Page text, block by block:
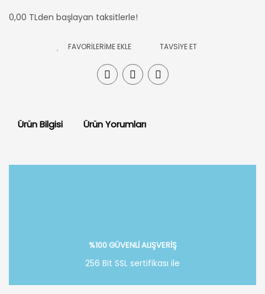
0,00 TLden başlayan taksitlerle!
TAVSİYE ET
Ürün Bilgisi Ürün Yorumları
%100 GÜVENLİ ALIŞVERİŞ
256 Bit SSL sertifikası ile